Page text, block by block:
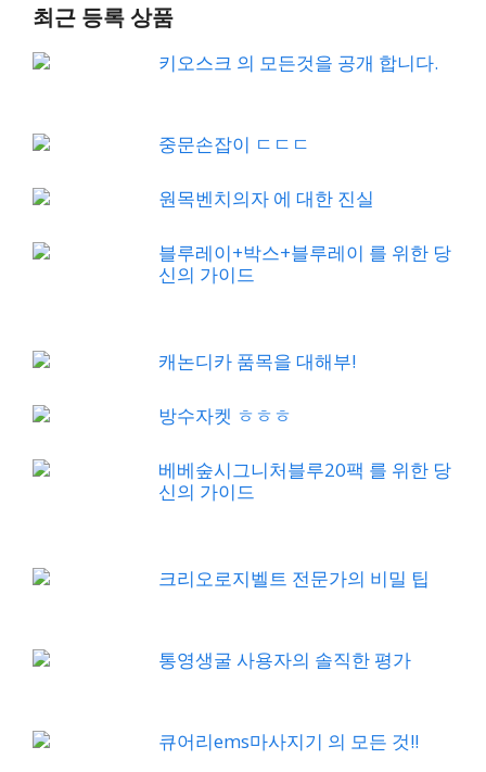
최근 등록 상품
키오스크 의 모든것을 공개 합니다.
중문손잡이 ㄷㄷㄷ
원목벤치의자 에 대한 진실
블루레이+박스+블루레이 를 위한 당
신의 가이드
캐논디카 품목을 대해부!
방수자켓 ㅎㅎㅎ
베베숲시그니처블루20팩 를 위한 당
신의 가이드
크리오로지벨트 전문가의 비밀 팁
통영생굴 사용자의 솔직한 평가
큐어리ems마사지기 의 모든 것!!